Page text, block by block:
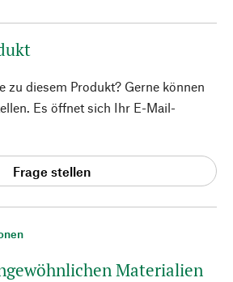
Materialien
zu diesem Produkt? Gerne können
Es öffnet sich Ihr E-Mail-
Frage stellen